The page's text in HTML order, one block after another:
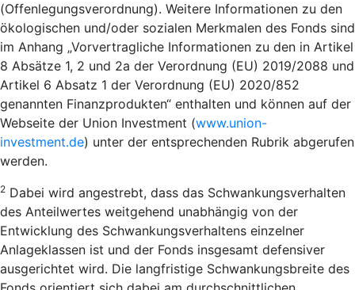
(Offenlegungsverordnung). Weitere Informationen zu den
ökologischen und/oder sozialen Merkmalen des Fonds sind
im Anhang „Vorvertragliche Informationen zu den in Artikel
8 Absätze 1, 2 und 2a der Verordnung (EU) 2019/2088 und
Artikel 6 Absatz 1 der Verordnung (EU) 2020/852
genannten Finanzprodukten“ enthalten und können auf der
Webseite der Union Investment (www.union-
investment.de) unter der entsprechenden Rubrik abgerufen
werden.
2 Dabei wird angestrebt, dass das Schwankungsverhalten
des Anteilwertes weitgehend unabhängig von der
Entwicklung des Schwankungsverhaltens einzelner
Anlageklassen ist und der Fonds insgesamt defensiver
ausgerichtet wird. Die langfristige Schwankungsbreite des